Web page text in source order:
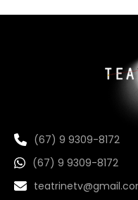
(67) 9 9309-8172
(67) 9 9309-8172